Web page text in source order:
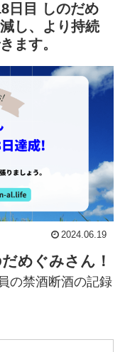
日目 しのだめ
し、より持続
ます。
2024.06.19
めぐみさん！
の禁酒断酒の記録